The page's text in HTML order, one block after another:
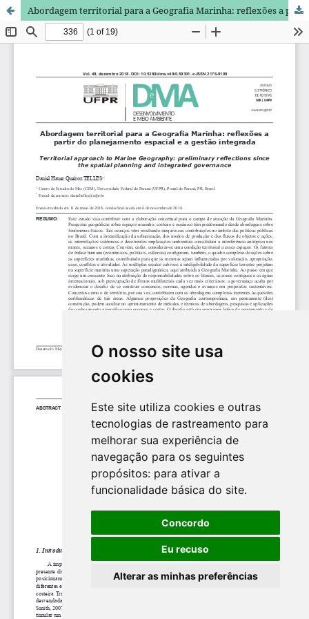
O nosso site usa
cookies
Este site utiliza cookies e outras
tecnologias de rastreamento para
melhorar sua experiência de
navegação para os seguintes
propósitos: para ativar a
funcionalidade básica do site.
Concordo
Eu recuso
Alterar as minhas preferências
Abordagem territorial para a Geografia Marinha: reflexões a partir do planejamento espacial e a gestão integrada